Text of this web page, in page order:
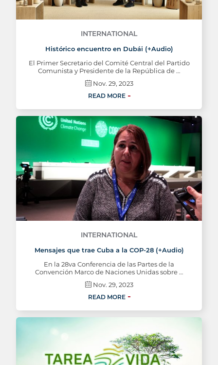
INTERNATIONAL
Histórico encuentro en Dubái (+Audio)
El Primer Secretario del Comité Central del Partido
Comunista y Presidente de la República de …
Nov. 29, 2023
READ MORE
INTERNATIONAL
Mensajes que trae Cuba a la COP-28 (+Audio)
En la 28va Conferencia de las Partes de la
Convención Marco de Naciones Unidas sobre …
Nov. 29, 2023
READ MORE